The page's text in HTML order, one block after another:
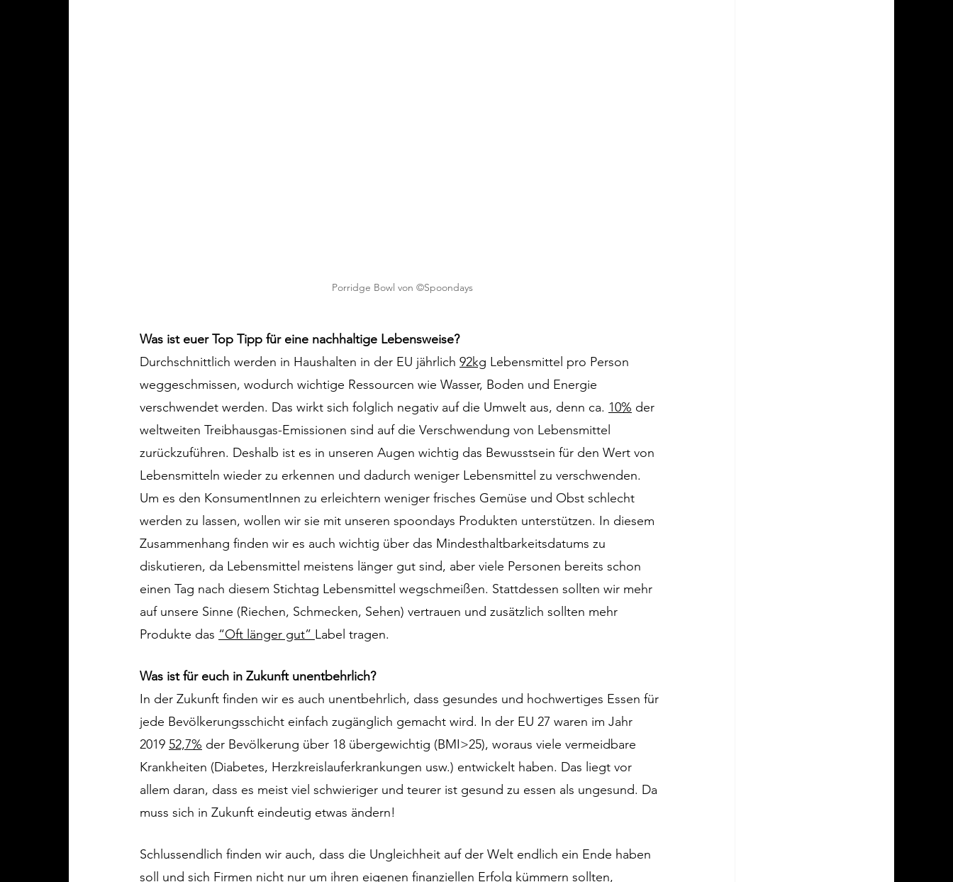
Porridge Bowl von ©Spoondays
Was ist euer Top Tipp für eine nachhaltige Lebensweise?
Durchschnittlich werden in Haushalten in der EU jährlich 92kg Lebensmittel pro Person
weggeschmissen, wodurch wichtige Ressourcen wie Wasser, Boden und Energie
verschwendet werden. Das wirkt sich folglich negativ auf die Umwelt aus, denn ca. 10% der
weltweiten Treibhausgas-Emissionen sind auf die Verschwendung von Lebensmittel
zurückzuführen. Deshalb ist es in unseren Augen wichtig das Bewusstsein für den Wert von
Lebensmitteln wieder zu erkennen und dadurch weniger Lebensmittel zu verschwenden.
Um es den KonsumentInnen zu erleichtern weniger frisches Gemüse und Obst schlecht
werden zu lassen, wollen wir sie mit unseren spoondays Produkten unterstützen. In diesem
Zusammenhang finden wir es auch wichtig über das Mindesthaltbarkeitsdatums zu
diskutieren, da Lebensmittel meistens länger gut sind, aber viele Personen bereits schon
einen Tag nach diesem Stichtag Lebensmittel wegschmeißen. Stattdessen sollten wir mehr
auf unsere Sinne (Riechen, Schmecken, Sehen) vertrauen und zusätzlich sollten mehr
Produkte das “Oft länger gut” Label tragen.
Was ist für euch in Zukunft unentbehrlich?
In der Zukunft finden wir es auch unentbehrlich, dass gesundes und hochwertiges Essen für
jede Bevölkerungsschicht einfach zugänglich gemacht wird. In der EU 27 waren im Jahr
2019 52,7% der Bevölkerung über 18 übergewichtig (BMI>25), woraus viele vermeidbare
Krankheiten (Diabetes, Herzkreislauferkrankungen usw.) entwickelt haben. Das liegt vor
allem daran, dass es meist viel schwieriger und teurer ist gesund zu essen als ungesund. Da
muss sich in Zukunft eindeutig etwas ändern!
Schlussendlich finden wir auch, dass die Ungleichheit auf der Welt endlich ein Ende haben
soll und sich Firmen nicht nur um ihren eigenen finanziellen Erfolg kümmern sollten,